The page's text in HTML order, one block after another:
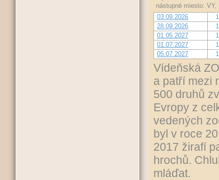
nástupné miesto:
03.09.2026
28.09.2026
01.05.2027
01.07.2027
05.07.2027
Vídeňská
a patří mezi
500 druhů
Evropy z
vedených
byl v roce
2017 žirafí
hrochů.
mláďat.